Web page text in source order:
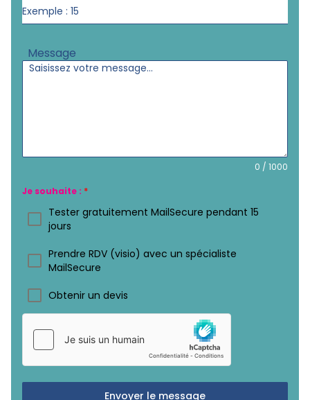
Message
0 / 1000
Je souhaite : *
Tester gratuitement MailSecure pendant 15
jours
Prendre RDV (visio) avec un spécialiste
MailSecure
Obtenir un devis
Envoyer le message